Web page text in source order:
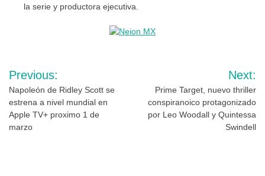
la serie y productora ejecutiva.
Navegación
de
entradas
Previous:
Napoleón de Ridley Scott se
estrena a nivel mundial en
Apple TV+ proximo 1 de
marzo
Next:
Prime Target, nuevo thriller
conspiranoico protagonizado
por Leo Woodall y Quintessa
Swindell